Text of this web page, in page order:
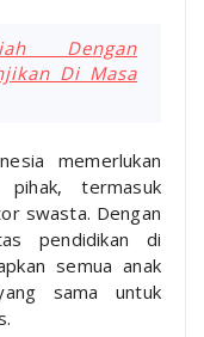
Dengan
Di Masa
memerlukan
termasuk
swasta. Dengan
pendidikan di
semua anak
sama untuk